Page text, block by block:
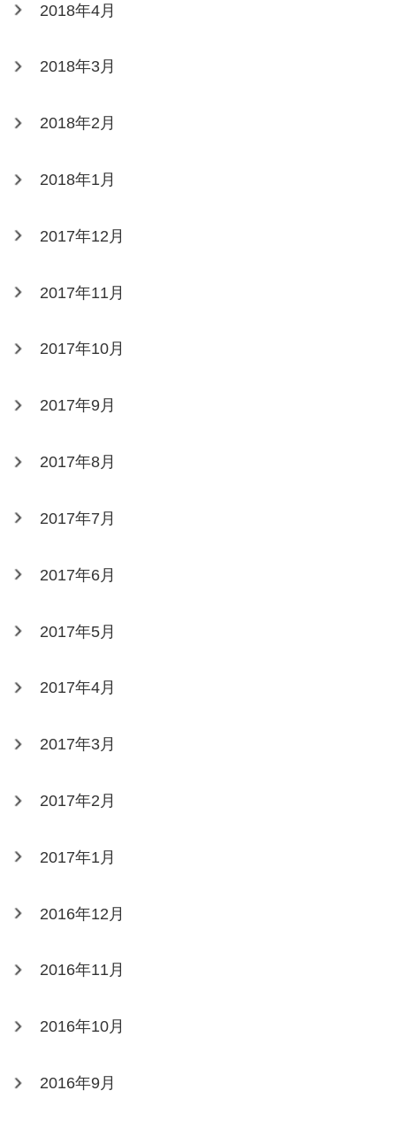
2018年4月
2018年3月
2018年2月
2018年1月
2017年12月
2017年11月
2017年10月
2017年9月
2017年8月
2017年7月
2017年6月
2017年5月
2017年4月
2017年3月
2017年2月
2017年1月
2016年12月
2016年11月
2016年10月
2016年9月